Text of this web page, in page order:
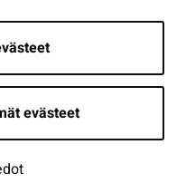
evästeet
| © Seinäjoki 2026